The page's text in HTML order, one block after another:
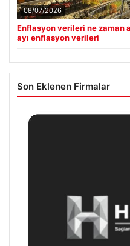
08/07/2026
Enflasyon verileri ne zaman
ayı enflasyon verileri
Son Eklenen Firmalar